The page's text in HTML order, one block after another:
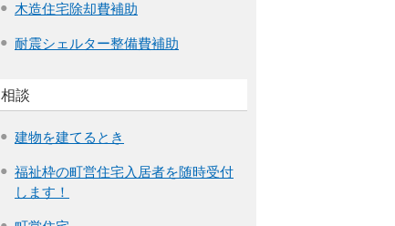
木造住宅除却費補助
耐震シェルター整備費補助
相談
建物を建てるとき
福祉枠の町営住宅入居者を随時受付
します！